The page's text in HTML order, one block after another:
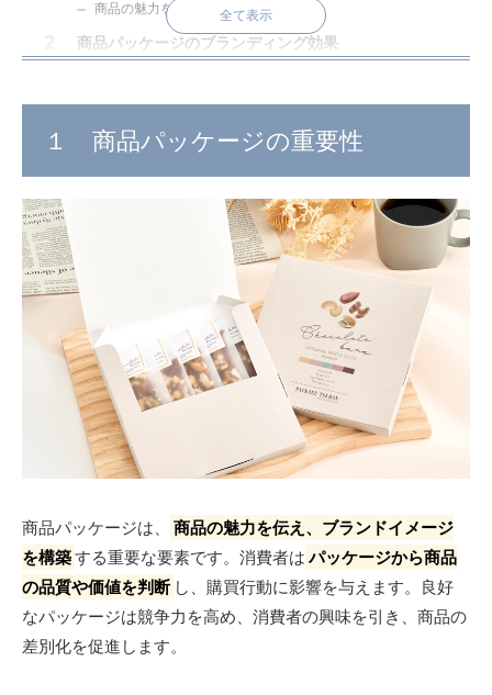
商品の魅力を引き立てる
商品パッケージのブランディング効果
パッケージの再利用とブランドロイヤリティ
箱を使用したパッケージ
商品パッケージの選び方5選
①色・デザインから選ぶ
③材質・機能性から選ぶ
④用途から選ぶ
⑤環境に配慮した商品から選ぶ
商品パッケージのデザインのポイント
スタイリッシュなデザイン
目を惹くカラーパレット
視覚的な要素の配置
まとめ
商品パッケージを選ぶならここ！包装資材のオンラインシ
ョップ 「PACKAGE LINK」
全て表示
１ 商品パッケージの重要性
商品パッケージは、
商品の魅力を伝え、ブランドイメージ
を構築する重要な要素です。消費者は パッケージから商品
の品質や価値を判断 し、購買行動に影響を与えます。良好
なパッケージは競争力を高め、消費者の興味を引き、商品の
差別化を促進します。